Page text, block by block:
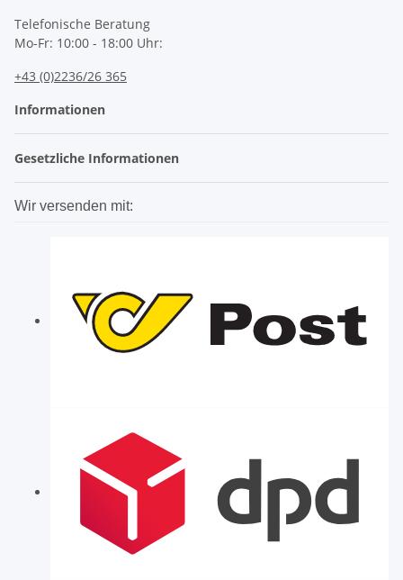
Telefonische Beratung
Mo-Fr: 10:00 - 18:00 Uhr:
+43 (0)2236/26 365
Informationen
Gesetzliche Informationen
Wir versenden mit: